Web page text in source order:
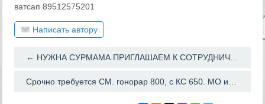
ватсап 89512575201
Написать автору